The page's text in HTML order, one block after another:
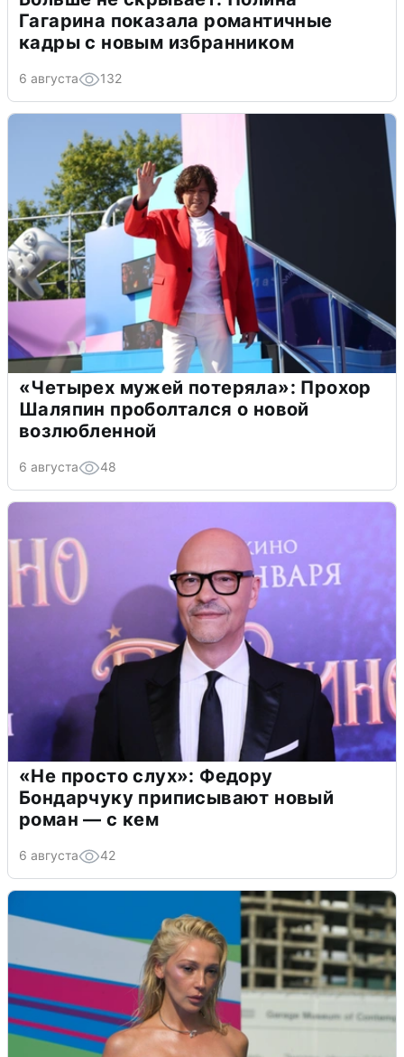
Гагарина показала романтичные
кадры с новым избранником
6 августа 132
«Четырех мужей потеряла»: Прохор
Шаляпин проболтался о новой
возлюбленной
6 августа 48
«Не просто слух»: Федору
Бондарчуку приписывают новый
роман — с кем
6 августа 42